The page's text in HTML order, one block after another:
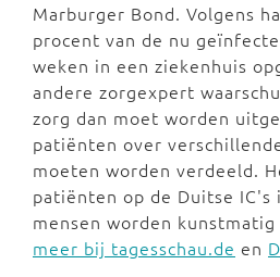
Marburger Bond. Volgens
procent van de nu
weken in een ziekenhuis
andere zorgexpert
zorg dan moet worden
patiënten over
moeten worden verdeeld.
patiënten op de Duitse IC's
mensen worden kunstmatig
meer bij tagesschau.de en